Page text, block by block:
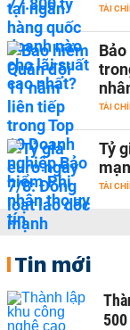
TÀI
TÀI
Tỷ
TÀI
Tin mới